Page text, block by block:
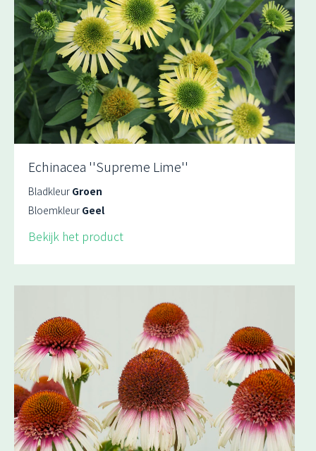
Echinacea ''Supreme Lime''
Bladkleur Groen
Bloemkleur Geel
Bekijk het product